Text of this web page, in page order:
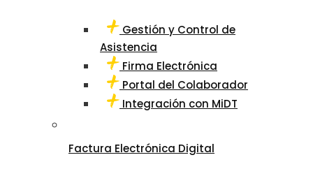
Gestión y Control de
Asistencia
Firma Electrónica
Portal del Colaborador
Integración con MiDT
Factura Electrónica Digital